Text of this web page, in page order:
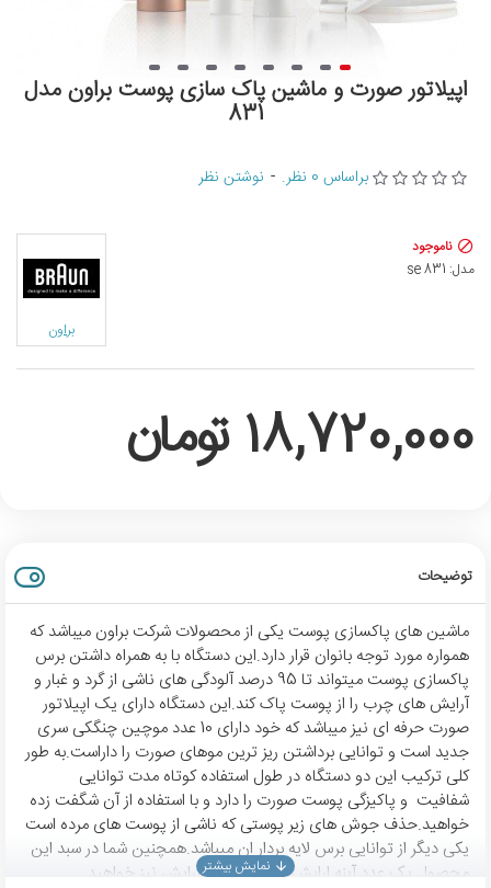
اپیلاتور صورت و ماشین پاک سازی پوست براون مدل
831
ناموجود
مدل: se 831
براون
براساس 0 نظر. - نوشتن نظر
18,720,000 تومان
توضیحات
ماشین های پاکسازی پوست یکی از محصولات شرکت براون میباشد که
همواره مورد توجه بانوان قرار دارد.این دستگاه با به همراه داشتن برس
پاکسازی پوست میتواند تا 95 درصد آلودگی های ناشی از گرد و غبار و
آرایش های چرب را از پوست پاک کند.این دستگاه دارای یک اپیلاتور
صورت حرفه ای نیز میباشد که خود دارای 10 عدد موچین چنگکی سری
جدید است و توانایی برداشتن ریز ترین موهای صورت را داراست.به طور
کلی ترکیب این دو دستگاه در طول استفاده کوتاه مدت توانایی
شفافیت و پاکیزگی پوست صورت را دارد و با استفاده از آن شگفت زده
خواهید.حذف جوش های زیر پوستی که ناشی از پوست های مرده است
یکی دیگر از توانایی برس لایه بردار ان میباشد.همچنین شما در سبد این
محصول یک عدد آینه ارایش براون و کیف آرایش نیز خواهید